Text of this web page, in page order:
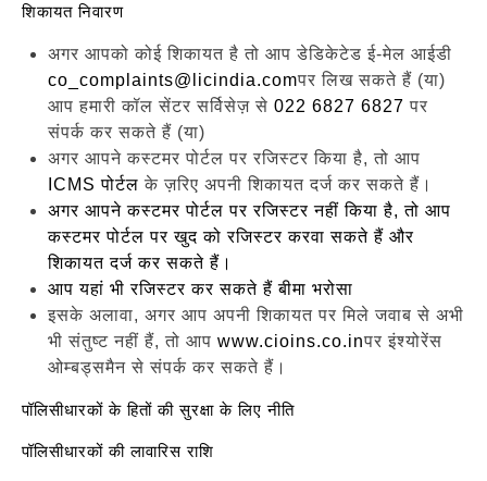
शिकायत निवारण
अगर आपको कोई शिकायत है तो आप डेडिकेटेड ई-मेल आईडी
co_complaints@licindia.comपर लिख सकते हैं (या)
आप हमारी कॉल सेंटर सर्विसेज़ से 022 6827 6827 पर
संपर्क कर सकते हैं (या)
अगर आपने कस्टमर पोर्टल पर रजिस्टर किया है, तो आप
ICMS पोर्टल के ज़रिए अपनी शिकायत दर्ज कर सकते हैं।
अगर आपने कस्टमर पोर्टल पर रजिस्टर नहीं किया है, तो आप
कस्टमर पोर्टल पर खुद को रजिस्टर करवा सकते हैं और
शिकायत दर्ज कर सकते हैं।
आप यहां भी रजिस्टर कर सकते हैंबीमा भरोसा
इसके अलावा, अगर आप अपनी शिकायत पर मिले जवाब से अभी
भी संतुष्ट नहीं हैं, तो आप www.cioins.co.inपर इंश्योरेंस
ओम्बड्समैन से संपर्क कर सकते हैं।
पॉलिसीधारकों के हितों की सुरक्षा के लिए नीति
पॉलिसीधारकों की लावारिस राशि